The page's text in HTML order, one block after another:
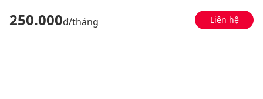
250.000đ/tháng Liên hệ